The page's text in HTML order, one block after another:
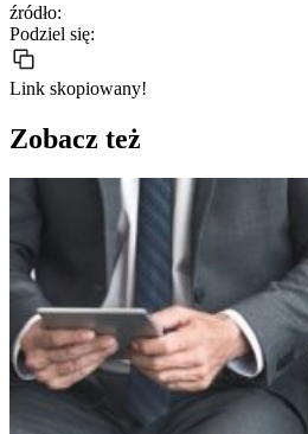
źródło:
Podziel się:
Link skopiowany!
Zobacz też